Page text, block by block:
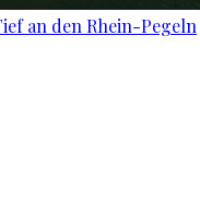
an den Rhein-Pegeln